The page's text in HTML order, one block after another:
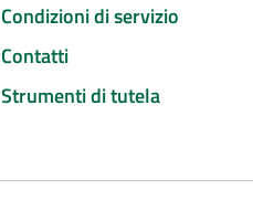
Condizioni di servizio
Contatti
Strumenti di tutela